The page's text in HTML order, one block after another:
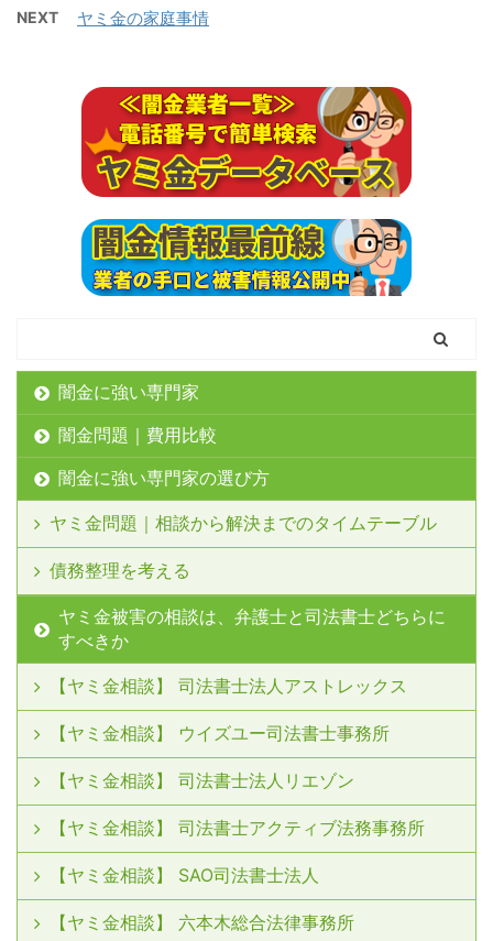
NEXT ヤミ金の家庭事情
闇金に強い専門家
闇金問題｜費用比較
闇金に強い専門家の選び方
ヤミ金問題｜相談から解決までのタイムテーブル
債務整理を考える
ヤミ金被害の相談は、弁護士と司法書士どちらに
すべきか
【ヤミ金相談】 司法書士法人アストレックス
【ヤミ金相談】 ウイズユー司法書士事務所
【ヤミ金相談】 司法書士法人リエゾン
【ヤミ金相談】 司法書士アクティブ法務事務所
【ヤミ金相談】 SAO司法書士法人
【ヤミ金相談】 六本木総合法律事務所